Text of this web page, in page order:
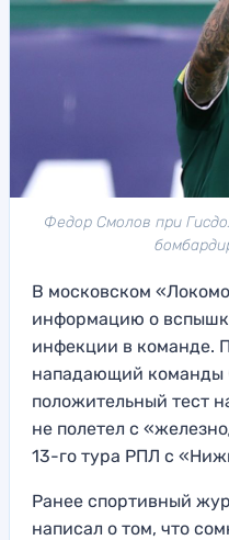
Федор Смолов при
В московском
информацию о
инфекции в команде.
нападающий команды
положительный тест
не полетел с
13-го тура РПЛ с
Ранее спортивный
написал о том, что